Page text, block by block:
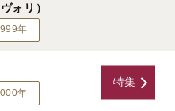
ォリ）
年
年
特集